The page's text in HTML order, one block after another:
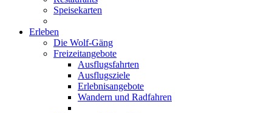
Speisekarten
Erleben
Die Wolf-Gäng
Freizeitangebote
Ausflugsfahrten
Ausflugsziele
Erlebnisangebote
Wandern und Radfahren